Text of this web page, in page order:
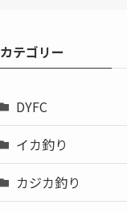
カテゴリー
DYFC
イカ釣り
カジカ釣り